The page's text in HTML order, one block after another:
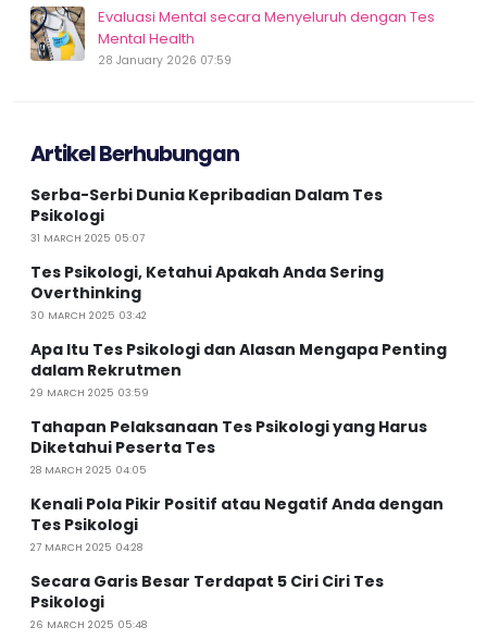
Evaluasi Mental secara Menyeluruh dengan Tes
Mental Health
28 January 2026 07:59
Artikel Berhubungan
Serba-Serbi Dunia Kepribadian Dalam Tes
Psikologi
31 MARCH 2025 05:07
Tes Psikologi, Ketahui Apakah Anda Sering
Overthinking
30 MARCH 2025 03:42
Apa Itu Tes Psikologi dan Alasan Mengapa Penting
dalam Rekrutmen
29 MARCH 2025 03:59
Tahapan Pelaksanaan Tes Psikologi yang Harus
Diketahui Peserta Tes
28 MARCH 2025 04:05
Kenali Pola Pikir Positif atau Negatif Anda dengan
Tes Psikologi
27 MARCH 2025 04:28
Secara Garis Besar Terdapat 5 Ciri Ciri Tes
Psikologi
26 MARCH 2025 05:48